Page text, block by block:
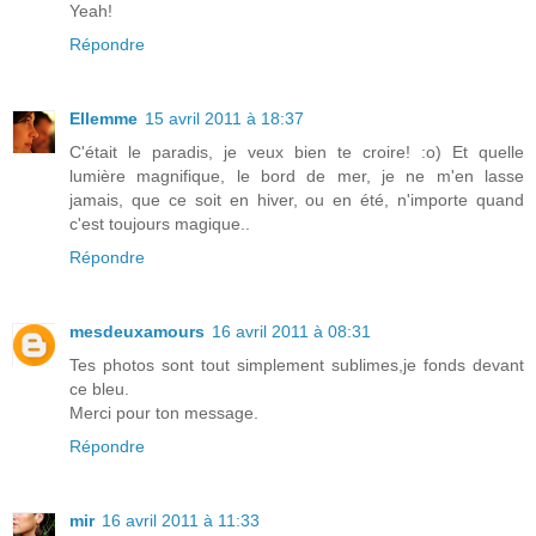
Yeah!
Répondre
Ellemme 15 avril 2011 à 18:37
C'était le paradis, je veux bien te croire! :o) Et quelle
lumière magnifique, le bord de mer, je ne m'en lasse
jamais, que ce soit en hiver, ou en été, n'importe quand
c'est toujours magique..
Répondre
mesdeuxamours 16 avril 2011 à 08:31
Tes photos sont tout simplement sublimes,je fonds devant
ce bleu.
Merci pour ton message.
Répondre
mir 16 avril 2011 à 11:33